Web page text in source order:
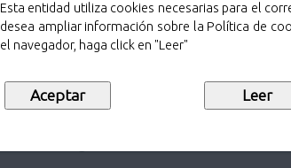
Esta entidad utiliza cookies necesarias para el
desea ampliar información sobre la Política de
el navegador, haga click en "Leer"